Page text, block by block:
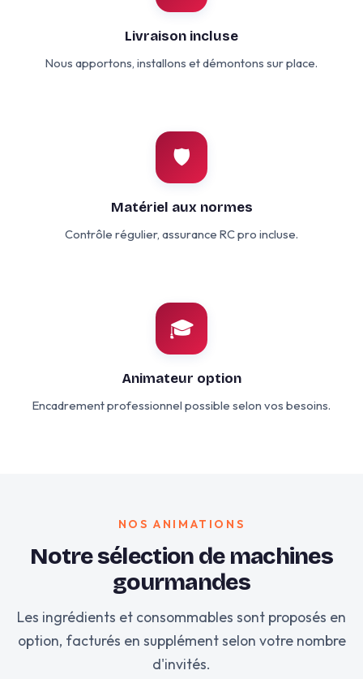
Livraison incluse
Nous apportons, installons et démontons sur place.
🛡️
Matériel aux normes
Contrôle régulier, assurance RC pro incluse.
🎓
Animateur option
Encadrement professionnel possible selon vos besoins.
NOS ANIMATIONS
Notre sélection de machines
gourmandes
Les ingrédients et consommables sont proposés en
option, facturés en supplément selon votre nombre
d'invités.